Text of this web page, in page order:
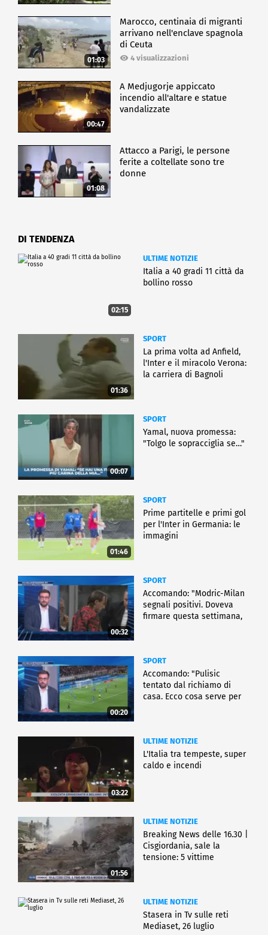
01:03
Marocco, centinaia di migranti
arrivano nell'enclave spagnola
di Ceuta
4 visualizzazioni
00:47
A Medjugorje appiccato
incendio all'altare e statue
vandalizzate
01:08
Attacco a Parigi, le persone
ferite a coltellate sono tre
donne
DI TENDENZA
02:15
ULTIME NOTIZIE
Italia a 40 gradi 11 città da
bollino rosso
01:36
SPORT
La prima volta ad Anfield,
l'Inter e il miracolo Verona:
la carriera di Bagnoli
00:07
SPORT
Yamal, nuova promessa:
"Tolgo le sopracciglia se…"
01:46
SPORT
Prime partitelle e primi gol
per l'Inter in Germania: le
immagini
00:32
SPORT
Accomando: "Modric-Milan
segnali positivi. Doveva
firmare questa settimana,
00:20
SPORT
Accomando: "Pulisic
tentato dal richiamo di
casa. Ecco cosa serve per
03:22
ULTIME NOTIZIE
L'Italia tra tempeste, super
caldo e incendi
01:56
ULTIME NOTIZIE
Breaking News delle 16.30 |
Cisgiordania, sale la
tensione: 5 vittime
ULTIME NOTIZIE
Stasera in Tv sulle reti
Mediaset, 26 luglio